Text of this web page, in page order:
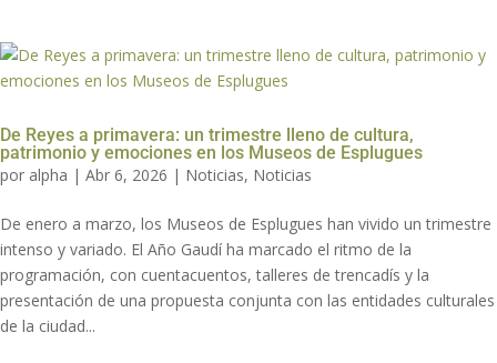
De Reyes a primavera: un trimestre lleno de cultura,
patrimonio y emociones en los Museos de Esplugues
por alpha | Abr 6, 2026 | Noticias, Noticias
De enero a marzo, los Museos de Esplugues han vivido un trimestre
intenso y variado. El Año Gaudí ha marcado el ritmo de la
programación, con cuentacuentos, talleres de trencadís y la
presentación de una propuesta conjunta con las entidades culturales
de la ciudad...